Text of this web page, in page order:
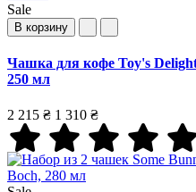
Sale
В корзину
Чашка для кофе Toy's
250 мл
2 215 ₴ 1 310 ₴